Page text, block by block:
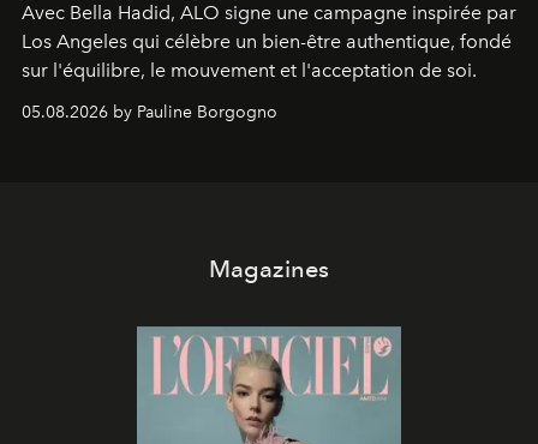
Avec Bella Hadid, ALO signe une campagne inspirée par
Los Angeles qui célèbre un bien-être authentique, fondé
sur l'équilibre, le mouvement et l'acceptation de soi.
05.08.2026 by Pauline Borgogno
Magazines